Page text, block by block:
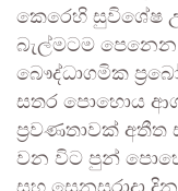
කෙරෙහි සුවිශේෂ
බැල්මටම
බෞද්ධාගමික
සතර පොහොය
ප්‍රවණතාවක් අතීත
වන විට පුන්